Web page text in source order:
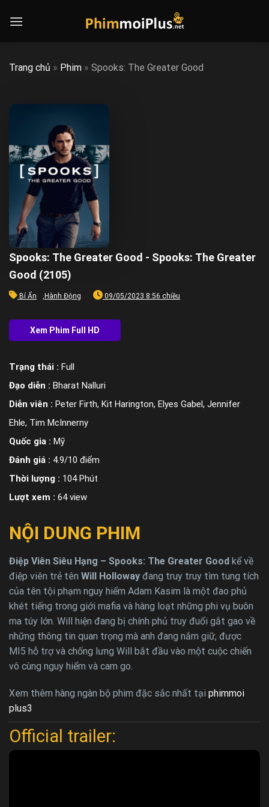
Trang chủ » Phim » Spooks: The Greater Good
Spooks: The Greater Good - Spooks: The Greater
Good (2105)
Bí Ẩn Hành Động 09/05/2023 8:56 chiều
Trạng thái : Full
Đạo diễn : Bharat Nalluri
Diễn viên : Peter Firth, Kit Harington, Elyes Gabel, Jennifer
Ehle, Tim McInnerny
Quốc gia : Mỹ
Đánh giá : 4.9/10 điểm
Thời lượng : 104 Phút
Lượt xem : 64 view
NỘI DUNG PHIM
Điệp Viên Siêu Hạng – Spooks: The Greater Good kể về
điệp viên trẻ tên Will Holloway đang truy truy tìm tung tích
của tên tội phạm nguy hiểm Adam Kasim là một đao phủ
khét tiếng trong giới mafia và hàng loạt những phi vụ buôn
ma túy lớn. Will hiện đang bị chính phủ truy đuổi gắt gao về
những thông tin quan trọng mà anh đang nắm giữ, được
MI5 hỗ trợ và chống lưng Will bắt đầu vào một cuộc chiến
vô cùng nguy hiểm và cam go.
Xem thêm hàng ngàn bộ phim đặc sắc nhất tại phimmoi
plus3
Official trailer: